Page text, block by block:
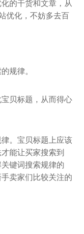
的干货和文章，从
优化，不妨多去百
规律。
贝标题，从而得心
。宝贝标题上应该
能让买家搜索到
键词搜索规律的
卖家们比较关注的